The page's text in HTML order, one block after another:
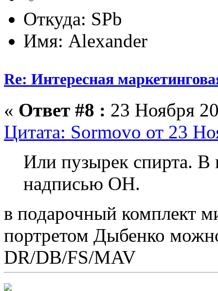
Откуда: SPb
Имя: Alexander
Re: Интересная
« Ответ #8 : 23 Ноября
Цитата: Sormovo от 23
Или пузырек спирта. В
надписью ОН.
в подарочный комплект
портретом Дыбенко
DR/DB/FS/MAV